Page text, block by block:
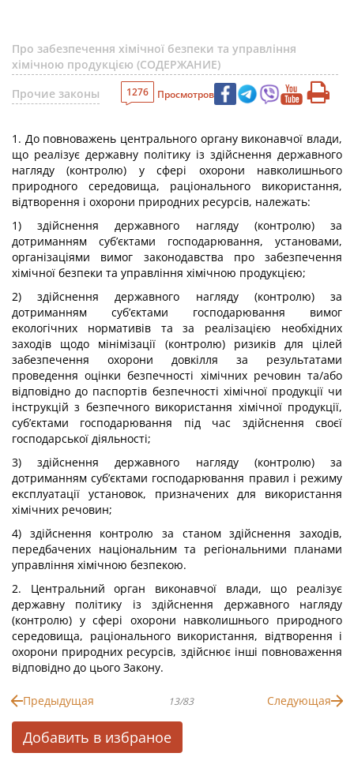
Про забезпечення хімічної безпеки та управління
хімічною продукцією (СОДЕРЖАНИЕ)
Прочие законы
1276 Просмотров
1. До повноважень центрального органу виконавчої влади,
що реалізує державну політику із здійснення державного
нагляду (контролю) у сфері охорони навколишнього
природного середовища, раціонального використання,
відтворення і охорони природних ресурсів, належать:
1) здійснення державного нагляду (контролю) за
дотриманням суб’єктами господарювання, установами,
організаціями вимог законодавства про забезпечення
хімічної безпеки та управління хімічною продукцією;
2) здійснення державного нагляду (контролю) за
дотриманням суб’єктами господарювання вимог
екологічних нормативів та за реалізацією необхідних
заходів щодо мінімізації (контролю) ризиків для цілей
забезпечення охорони довкілля за результатами
проведення оцінки безпечності хімічних речовин та/або
відповідно до паспортів безпечності хімічної продукції чи
інструкцій з безпечного використання хімічної продукції,
суб’єктами господарювання під час здійснення своєї
господарської діяльності;
3) здійснення державного нагляду (контролю) за
дотриманням суб’єктами господарювання правил і режиму
експлуатації установок, призначених для використання
хімічних речовин;
4) здійснення контролю за станом здійснення заходів,
передбачених національним та регіональними планами
управління хімічною безпекою.
2. Центральний орган виконавчої влади, що реалізує
державну політику із здійснення державного нагляду
(контролю) у сфері охорони навколишнього природного
середовища, раціонального використання, відтворення і
охорони природних ресурсів, здійснює інші повноваження
відповідно до цього Закону.
Предыдущая 13/83 Следующая
Добавить в избраное